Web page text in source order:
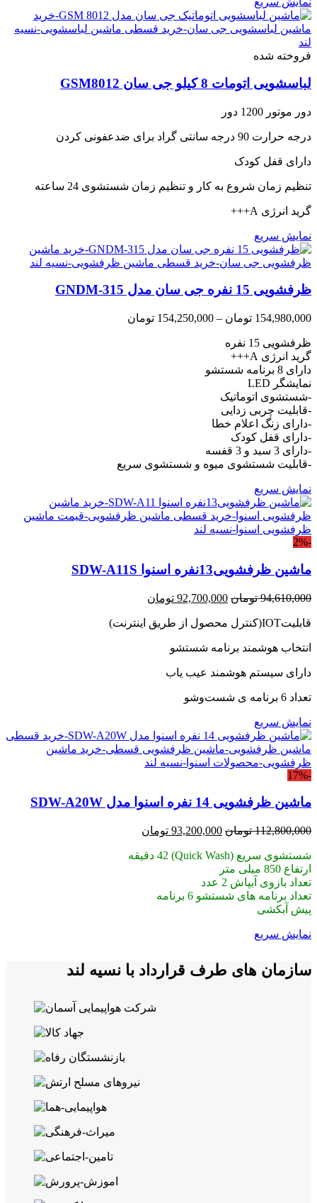
فروخته شده
لباسشویی اتومات 8 کیلو جی سان GSM8012
دور موتور 1200 دور
درجه حرارت 90 درجه سانتی گراد برای ضدعفونی کردن
دارای قفل کودک
تنظیم زمان شروع به کار و تنظیم زمان شستشوی 24 ساعته
گرید انرژی A+++
نمایش سریع
ظرفشویی 15 نفره جی سان مدل GNDM-315
154,980,000 تومان –
154,250,000 تومان
ظرفشویی 15 نفره
گرید انرژی A+++
دارای 8 برنامه شستشو
نمایشگر LED
-شستشوی اتوماتیک
-قابلیت چربی زدایی
-دارای زنگ اعلام خطا
-دارای قفل کودک
-دارای 3 سبد و 3 قفسه
-قابلیت شستشوی میوه و شستشوی سریع
نمایش سریع
-2%
ماشین ظرفشویی13نفره اسنوا SDW-A11S
94,610,000 تومان قیمت
94,610,000 تومان
92,700,000 تومان
92,700,000 تومان.
قابلیتIOT(کنترل محصول از طریق اینترنت)
انتخاب هوشمند برنامه شستشو
دارای سیستم هوشمند عیب یاب
تعداد 6 برنامه ی شست‌وشو
نمایش سریع
-17%
ماشین ظرفشویی 14 نفره اسنوا مدل SDW-A20W
112,800,000 تومان قیمت
112,800,000 تومان
بود.
93,200,000 تومان
93,200,000 تومان.
شستشوی سریع (Quick Wash) 42 دقیقه
ارتفاع 850 میلی متر
تعداد بازوی آبپاش 2 عدد
تعداد برنامه های شستشو 6 برنامه
پیش آبکشی
نمایش سریع
سازمان های طرف قرارداد با نسیه لند